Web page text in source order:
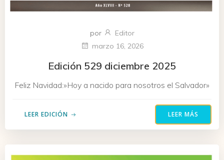
por
Editor
marzo 16, 2026
Edición 529 diciembre 2025
Feliz Navidad:»Hoy a nacido para nosotros el Salvador»
LEER EDICIÓN LEER MÁS